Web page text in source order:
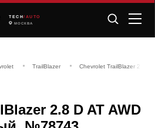
TECH /AUTO
МОСКВА
TrailBlazer Chevrolet TrailBlazer 2.8
2.8 D AT AWD